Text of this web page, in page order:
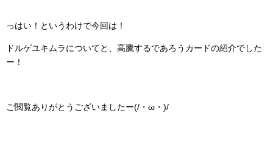
っはい！というわけで今回は！
ドルゲユキムラについてと、高騰するであろうカードの紹介でした
ー！
ご閲覧ありがとうございましたー(/・ω・)/